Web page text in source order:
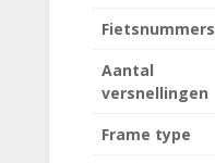
Fietsnummers
Aantal
versnellingen
Frame type